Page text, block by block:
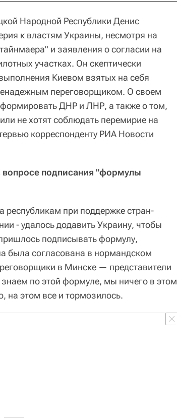
Народной Республики Денис
к властям Украины, несмотря на
и заявления о согласии на
участках. Он скептически
Киевом взятых на себя
переговорщиком. О своем
ДНР и ЛНР, а также о том,
не хотят соблюдать перемирие на
корреспонденту РИА Новости
вопросе подписания "формулы
республикам при поддержке стран-
- удалось додавить Украину, чтобы
подписывать формулу,
была согласована в нормандском
в Минске — представители
по этой формуле, мы ничего в этом
на этом все и тормозилось.